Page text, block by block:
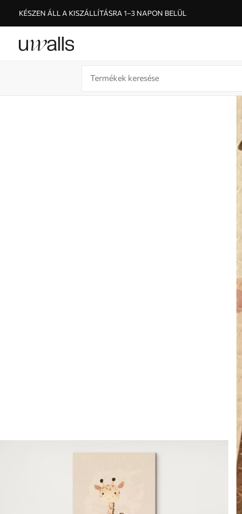
KÉSZEN ÁLL A KISZÁLLÍTÁSRA 1–3 NAPON BELÜL